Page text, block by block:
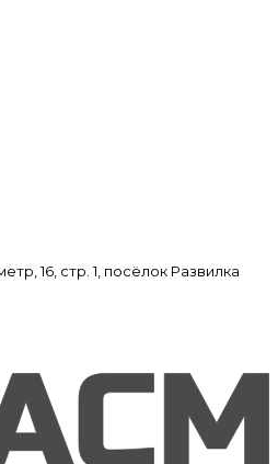
16, стр. 1, посёлок Развилка